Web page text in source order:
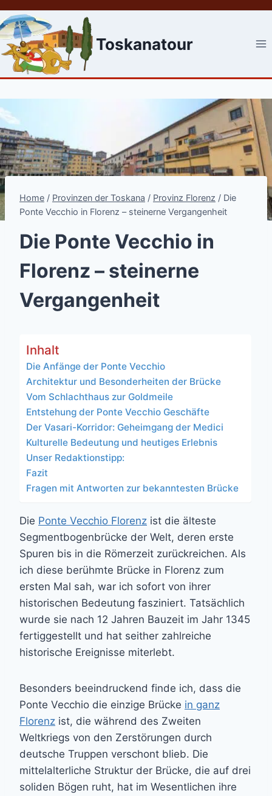
Skip
to
content
Toskanatour
Home / Provinzen der Toskana / Provinz Florenz / Die
Ponte Vecchio in Florenz – steinerne Vergangenheit
Die Ponte Vecchio in
Florenz – steinerne
Vergangenheit
Inhalt
Die Anfänge der Ponte Vecchio
Architektur und Besonderheiten der Brücke
Vom Schlachthaus zur Goldmeile
Entstehung der Ponte Vecchio Geschäfte
Der Vasari-Korridor: Geheimgang der Medici
Kulturelle Bedeutung und heutiges Erlebnis
Unser Redaktionstipp:
Fazit
Fragen mit Antworten zur bekanntesten Brücke
Die Ponte Vecchio Florenz ist die älteste
Segmentbogenbrücke der Welt, deren erste
Spuren bis in die Römerzeit zurückreichen. Als
ich diese berühmte Brücke in Florenz zum
ersten Mal sah, war ich sofort von ihrer
historischen Bedeutung fasziniert. Tatsächlich
wurde sie nach 12 Jahren Bauzeit im Jahr 1345
fertiggestellt und hat seither zahlreiche
historische Ereignisse miterlebt.
Besonders beeindruckend finde ich, dass die
Ponte Vecchio die einzige Brücke in ganz
Florenz ist, die während des Zweiten
Weltkriegs von den Zerstörungen durch
deutsche Truppen verschont blieb. Die
mittelalterliche Struktur der Brücke, die auf drei
soliden Bögen ruht, hat im Wesentlichen ihre